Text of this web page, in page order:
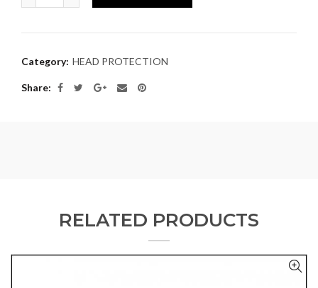
Category: HEAD PROTECTION
Share
RELATED PRODUCTS